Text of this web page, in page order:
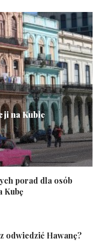
na Kubie
porad dla osób
Kubę
odwiedzić Hawanę?